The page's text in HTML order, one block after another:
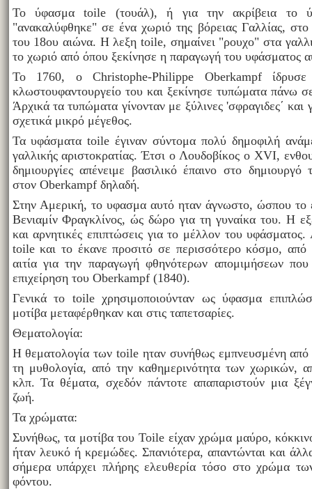
Το ύφασμα toile (τουάλ), ή για την ακρίβεια το
"ανακαλύφθηκε" σε ένα χωριό της βόρειας Γαλλίας,
του 18ου αιώνα. Η λεξη toile, σημαίνει "ρουχο" στα
το χωριό από όπου ξεκίνησε η παραγωγή του υφάσματος
Το 1760, ο Christophe-Philippe Oberkampf
κλωστουφαντουργείο του και ξεκίνησε τυπώματα πάνω
Άρχικά τα τυπώματα γίνονταν με ξύλινες 'σφραγιδες΄ και
σχετικά μικρό μέγεθος.
Τα υφάσματα toile έγιναν σύντομα πολύ δημοφιλή
γαλλικής αριστοκρατίας. Έτσι ο Λουδοβίκος ο XVI,
δημιουργίες απένειμε βασιλικό έπαινο στο
στον Oberkampf δηλαδή.
Στην Αμερική, το υφασμα αυτό ηταν άγνωστο, ώσπου το
Βενιαμίν Φραγκλίνος, ώς δώρο για τη γυναίκα του. Η
και αρνητικές επιπτώσεις για το μέλλον του
toile και το έκανε προσιτό σε περισσότερο κόσμο,
αιτία για την παραγωγή φθηνότερων απομιμήσεων
επιχείρηση του Oberkampf (1840).
Γενικά το toile χρησιμοποιούνταν ως ύφασμα
μοτίβα μεταφέρθηκαν και στις ταπετσαρίες.
Θεματολογία:
Η θεματολογία των toile ηταν συνήθως εμπνευσμένη
τη μυθολογία, από την καθημερινότητα των χωρικών,
κλπ. Τα θέματα, σχεδόν πάντοτε απαπαριστούν μια
ζωή.
Τα χρώματα:
Συνήθως, τα μοτίβα του Toile είχαν χρώμα μαύρο,
ήταν λευκό ή κρεμώδες. Σπανιότερα, απαντώνται και
σήμερα υπάρχει πλήρης ελευθερία τόσο στο χρώμα
φόντου.